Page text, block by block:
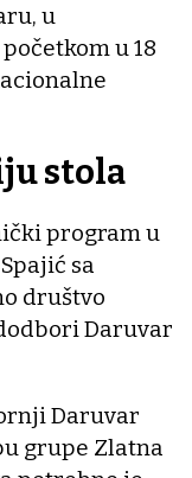
u
u 18
stola
program u
sa
društvo
Daruvar
Daruvar
grupe Zlatna